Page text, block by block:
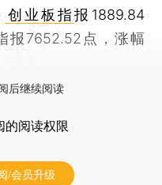
创业板指报1889.84
报7652.52点，涨幅
后继续阅读
的阅读权限
/会员升级